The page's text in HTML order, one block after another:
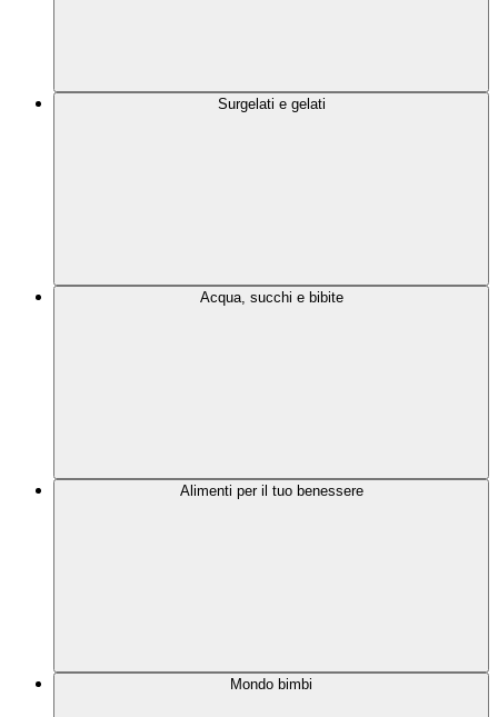
Surgelati e gelati
Acqua, succhi e bibite
Alimenti per il tuo benessere
Mondo bimbi